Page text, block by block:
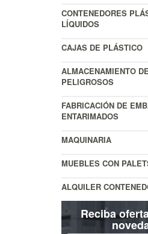
CONTENEDORES
LÍQUIDOS
CAJAS DE PLÁSTICO
ALMACENAMIENTO
PELIGROSOS
FABRICACIÓN DE
ENTARIMADOS
MAQUINARIA
MUEBLES CON
ALQUILER
Reciba